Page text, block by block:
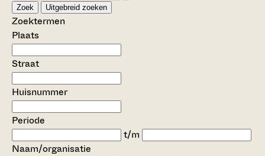
Zoek Uitgebreid zoeken
Zoektermen
Plaats
Straat
Huisnummer
Periode
t/m
Naam/organisatie